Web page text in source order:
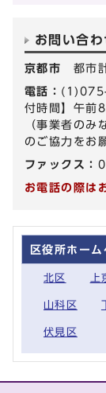
お問い合わ
京都市 都市
電話：
付時間】午前
（事業者のみ
のご協力をお
ファックス：
お電話の際は
区役所ホーム
北区 上
山科区
伏見区